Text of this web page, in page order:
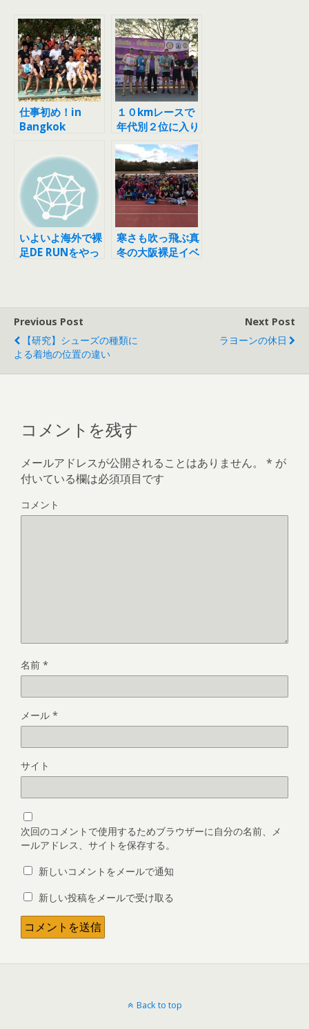
仕事初め！in
Bangkok
１０kmレースで
年代別２位に入り
ました！in
Bangkok
いよいよ海外で裸
足DE RUNをやっ
寒さも吹っ飛ぶ真
冬の大阪裸足イベ
Previous Post
【研究】シューズの種類に
よる着地の位置の違い
Next Post
ラヨーンの休日
コメントを残す
メールアドレスが公開されることはありません。 * が
付いている欄は必須項目です
コメント
名前 *
メール *
サイト
次回のコメントで使用するためブラウザーに自分の名前、メ
ールアドレス、サイトを保存する。
新しいコメントをメールで通知
新しい投稿をメールで受け取る
Back to top